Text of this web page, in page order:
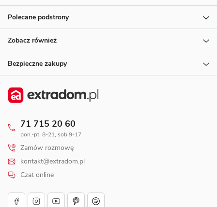
Polecane podstrony
Zobacz również
Bezpieczne zakupy
71 715 20 60
pon.-pt. 8-21, sob 9-17
Zamów rozmowę
kontakt@extradom.pl
Czat online